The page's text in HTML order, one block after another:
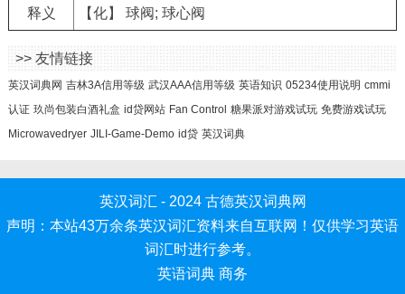
释义 【化】 球阀; 球心阀
>> 友情链接
英汉词典网 吉林3A信用等级 武汉AAA信用等级 英语知识 05234使用说明 cmmi
认证 玖尚包装白酒礼盒 id贷网站 Fan Control 糖果派对游戏试玩 免费游戏试玩
Microwavedryer JILI-Game-Demo id贷 英汉词典
英汉词汇 - 2024 古德英汉词典网
声明：本站43万余条英汉词汇资料来自互联网！仅供学习英语
词汇时进行参考。
英语词典 商务